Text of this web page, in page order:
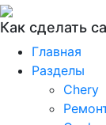
Как сделать
Главная
Разделы
Chery